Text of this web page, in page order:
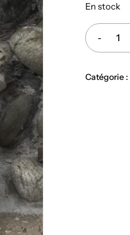
En stock
Alternative:
Catégorie :